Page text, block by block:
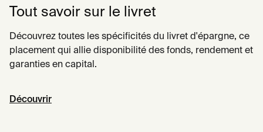
Tout savoir sur le livret
Découvrez toutes les spécificités du livret d'épargne, ce
placement qui allie disponibilité des fonds, rendement et
garanties en capital.
Découvrir